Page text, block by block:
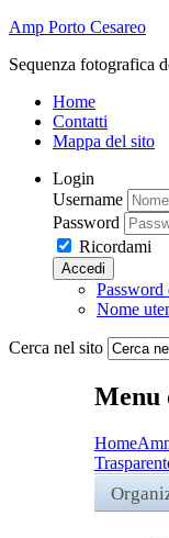
Amp Porto Cesareo
Sequenza fotografica
Home
Contatti
Mappa del sito
Login
Username
Password
Ricordami
Accedi
Password
Nome
Cerca nel sito
Menu
Home